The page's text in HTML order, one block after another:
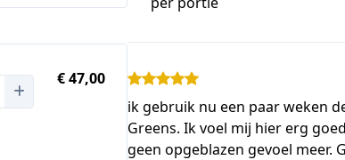
ik gebruik nu een paar weken
Greens. Ik voel mij hier erg
geen opgeblazen gevoel meer.
€ 47,00